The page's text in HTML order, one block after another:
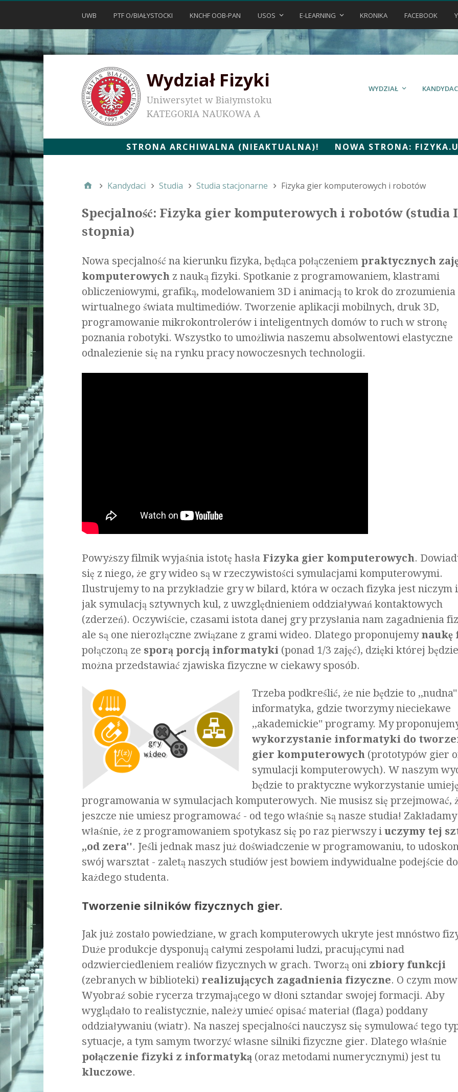
UWB PTF O/BIAŁYSTOCKI KNCHF OOB-PAN USOS E-LEARNING KRONIKA FACEBOOK
Wydział Fizyki
Uniwersytet w Białymstoku
KATEGORIA NAUKOWA A
WYDZIAŁ
STRONA ARCHIWALNA (NIEAKTUALNA)! NOWA STRONA:
Kandydaci Studia Studia stacjonarne Fizyka gier komputerowych i robotów
Specjalność: Fizyka gier komputerowych i robotów (studia
stopnia)
Nowa specjalność na kierunku fizyka, będąca połączeniem praktycznych
komputerowychz nauką fizyki. Spotkanie z programowaniem, klastrami
obliczeniowymi, grafiką, modelowaniem 3D i animacją to krok do zrozumienia
wirtualnego świata multimediów. Tworzenie aplikacji mobilnych, druk 3D,
programowanie mikrokontrolerów i inteligentnych domów to ruch w stronę
poznania robotyki. Wszystko to umożliwia naszemu absolwentowi elastyczne
odnalezienie się na rynku pracy nowoczesnych technologii.
Powyższy filmik wyjaśnia istotę hasła Fizyka gier komputerowych.
się z niego, że gry wideo są w rzeczywistości symulacjami komputerowymi.
Ilustrujemy to na przykładzie gry w bilard, która w oczach fizyka jest niczym
jak symulacją sztywnych kul, z uwzględnieniem oddziaływań kontaktowych
(zderzeń). Oczywiście, czasami istota danej gry przysłania nam zagadnienia
ale są one nierozłączne związane z grami wideo. Dlatego proponujemy
połączoną ze sporą porcją informatyki (ponad 1/3 zajęć), dzięki której będzie
można przedstawiać zjawiska fizyczne w ciekawy sposób.
Trzeba podkreślić, że nie będzie to ,,nudna''
informatyka, gdzie tworzymy nieciekawe
,,akademickie'' programy. My
wykorzystanie informatyki do
gier komputerowych(prototypów gier
symulacji komputerowych). W naszym
będzie to praktyczne wykorzystanie
programowania w symulacjach komputerowych. Nie musisz się przejmować,
jeszcze nie umiesz programować - od tego właśnie są nasze studia! Zakładamy
właśnie, że z programowaniem spotykasz się po raz pierwszy i uczymy tej
,,od zera''. Jeśli jednak masz już doświadczenie w programowaniu, to
swój warsztat - zaletą naszych studiów jest bowiem indywidualne podejście do
każdego studenta.
Tworzenie silników fizycznych gier.
Jak już zostało powiedziane, w grach komputerowych ukryte jest mnóstwo
Duże produkcje dysponują całymi zespołami ludzi, pracującymi nad
odzwierciedleniem realiów fizycznych w grach. Tworzą oni zbiory funkcji
(zebranych w biblioteki) realizujących zagadnienia fizyczne. O czym
Wyobraź sobie rycerza trzymającego w dłoni sztandar swojej formacji. Aby
wyglądało to realistycznie, należy umieć opisać materiał (flaga) poddany
oddziaływaniu (wiatr). Na naszej specjalności nauczysz się symulować tego
sytuacje, a tym samym tworzyć własne silniki fizyczne gier. Dlatego właśnie
połączenie fizyki z informatyką(oraz metodami numerycznymi) jest tu
kluczowe.